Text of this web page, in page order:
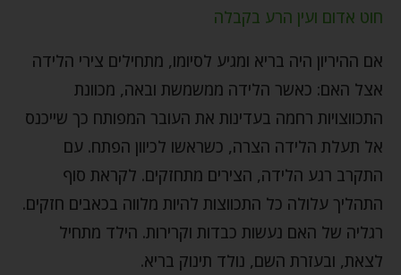
חוט אדום ועין הרע בקבלה
אם ההיריון היה בריא ומגיע לסיומו, מתחילים צירי הלידה
אצל האם: כאשר הלידה ממשמשת ובאה, מכוונת
התכווצויות רחמה בעדינות את העובר המפותח כך שייכנס
אל תעלת הלידה הצרה, כשראשו לכיוון הפתח. עם
התקרב רגע הלידה, הצירים מתחזקים. לקראת סוף
התהליך עלולה כל התכווצות להיות מלווה בכאבים חזקים.
רגליה של האם נעשות כבדות וקרירות. הילד מתחיל
לצאת, ובעזרת השם, נולד תינוק בריא.